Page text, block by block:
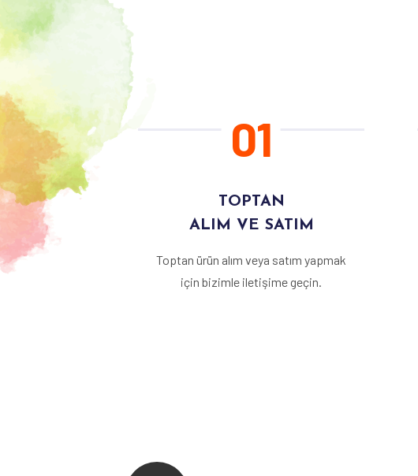
01
TOPTAN
ALIM VE SATIM
Toptan ürün alım veya satım yapmak
için bizimle iletişime geçin.